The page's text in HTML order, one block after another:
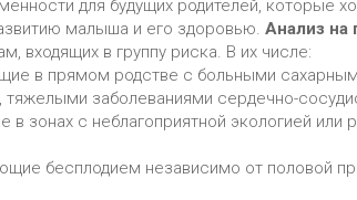
для будущих родителей, которые
малыша и его здоровью. Анализ на
входящих в группу риска. В их числе:
в прямом родстве с больными
заболеваниями сердечно-
в зонах с неблагоприятной экологией
бесплодием независимо от половой